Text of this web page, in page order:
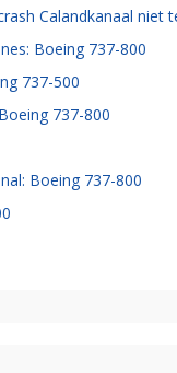
Calandkanaal niet
Boeing 737-800
737-500
737-800
Boeing 737-800